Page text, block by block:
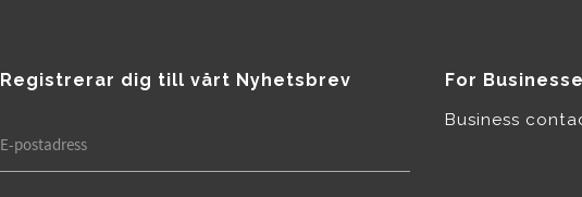
Registrerar dig till vårt Nyhetsbrev For
Business